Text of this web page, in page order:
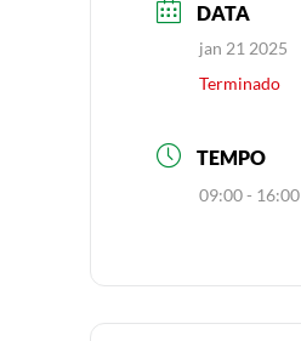
DATA
jan 21 2025
Terminado
TEMPO
09:00 - 16:00